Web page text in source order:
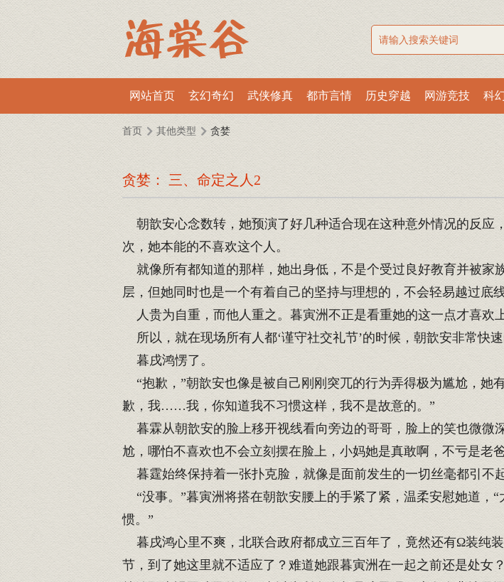
网站首页 玄幻奇幻 武侠修真 都市言情 历史穿越 网游竞技 科
首页 其他类型 贪婪
贪婪： 三、命定之人2
朝歆安心念数转，她预演了好几种适合现在这种意外情况的反应
次，她本能的不喜欢这个人。
就像所有都知道的那样，她出身低，不是个受过良好教育并被家
层，但她同时也是一个有着自己的坚持与理想的，不会轻易越过底
人贵为自重，而他人重之。暮寅洲不正是看重她的这一点才喜欢
所以，就在现场所有人都‘谨守社交礼节’的时候，朝歆安非常快速
暮戌鸿愣了。
“抱歉，”朝歆安也像是被自己刚刚突兀的行为弄得极为尴尬，她
歉，我……我，你知道我不习惯这样，我不是故意的。”
暮霖从朝歆安的脸上移开视线看向旁边的哥哥，脸上的笑也微微
尬，哪怕不喜欢也不会立刻摆在脸上，小妈她是真敢啊，不亏是老爸
暮霆始终保持着一张扑克脸，就像是面前发生的一切丝毫都引不
“没事。”暮寅洲将搭在朝歆安腰上的手紧了紧，温柔安慰她道，
惯。”
暮戌鸿心里不爽，北联合政府都成立三百年了，竟然还有Ω装纯
节，到了她这里就不适应了？难道她跟暮寅洲在一起之前还是处女